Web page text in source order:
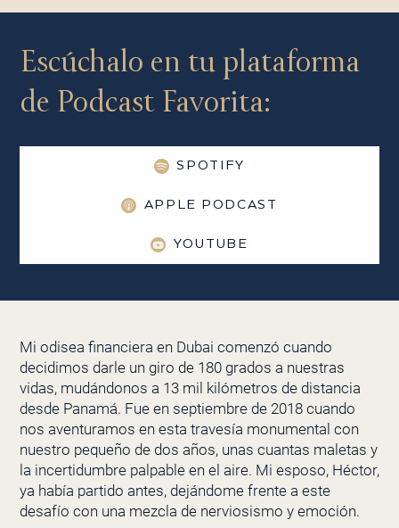
Escúchalo en tu plataforma
de Podcast Favorita:
SPOTIFY
APPLE PODCAST
YOUTUBE
Mi odisea financiera en Dubai comenzó cuando
decidimos darle un giro de 180 grados a nuestras
vidas, mudándonos a 13 mil kilómetros de distancia
desde Panamá. Fue en septiembre de 2018 cuando
nos aventuramos en esta travesía monumental con
nuestro pequeño de dos años, unas cuantas maletas y
la incertidumbre palpable en el aire. Mi esposo, Héctor,
ya había partido antes, dejándome frente a este
desafío con una mezcla de nerviosismo y emoción.